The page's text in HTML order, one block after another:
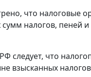
что налоговые
налогов, пеней
следует, что
взысканных